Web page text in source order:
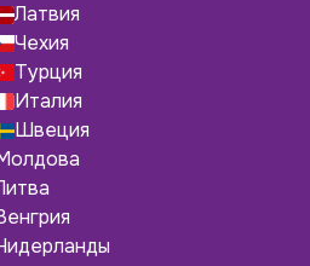
Латвия
Чехия
Турция
Италия
Швеция